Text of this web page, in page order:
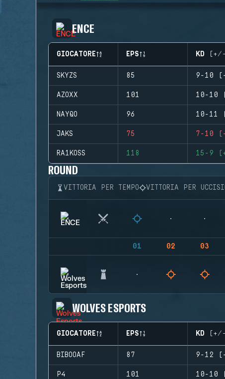
ENCE
GIOCATORE EPS KD (+/-
SKYZS 85 9-10
AZOXX 101 10-10
NAYQO 96 10-11
JAKS 75 7-10
RA1KOSS 118 15-9
ROUND
VITTORIA PER TEMPO VITTORIA PER
01 02 03
WOLVES ESPORTS
GIOCATORE EPS KD (+/-
BIBOOAF 87 9-12
P4 101 10-10